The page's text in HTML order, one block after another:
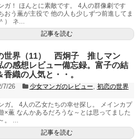
ガ！ ほんとに素敵です。 4人の群像劇です
おう薫が主役で 他の人も少しずつ前進してま
） ネ...
記事を読む
世界（11） 西炯子 推しマン
の感想レビュー備忘録。富子の結
香織の人気と・・。
7/26 少女マンガのレビュー 初恋の世界
ガ。 4人の乙女たちの幸せ探し。 メインカプ
×薫 なんかあるだろうな～とは思ってました
。 ...
記事を読む